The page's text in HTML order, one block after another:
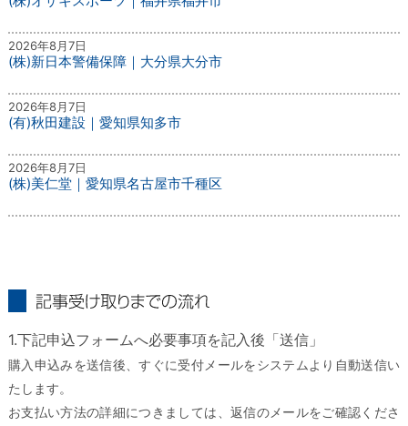
2026年8月7日
(株)新日本警備保障｜大分県大分市
2026年8月7日
(有)秋田建設｜愛知県知多市
2026年8月7日
(株)美仁堂｜愛知県名古屋市千種区
1.下記申込フォームへ必要事項を記入後「送信」
購入申込みを送信後、すぐに受付メールをシステムより自動送信い
たします。
お支払い方法の詳細につきましては、返信のメールをご確認くださ